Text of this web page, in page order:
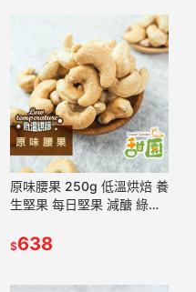
原味腰果 250g 低溫烘焙 養
生堅果 每日堅果 減醣 綠拿
攝取好處多【甜園】
$638